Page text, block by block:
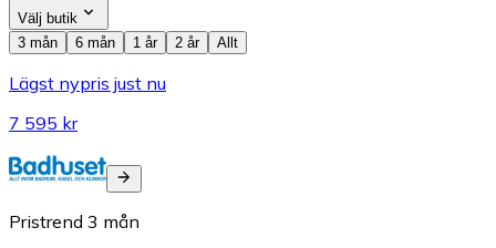
Välj butik
3 mån
6 mån 1 år 2 år Allt
Lägst nypris just nu
7 595 kr
Pristrend 3 mån